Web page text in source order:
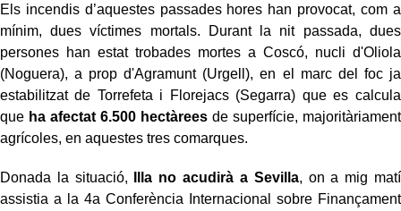
Els incendis d’aquestes passades hores han provocat, com a
mínim, dues víctimes mortals. Durant la nit passada, dues
persones han estat trobades mortes a Coscó, nucli d'Oliola
(Noguera), a prop d'Agramunt (Urgell), en el marc del foc ja
estabilitzat de Torrefeta i Florejacs (Segarra) que es calcula
que ha afectat 6.500 hectàreesde superfície, majoritàriament
agrícoles, en aquestes tres comarques.
Donada la situació, Illa no acudirà a Sevilla, on a mig matí
assistia a la 4a Conferència Internacional sobre Finançament